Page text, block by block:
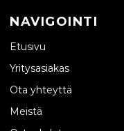
NAVIGOINTI
Etusivu
Yritysasiakas
Ota yhteyttä
Meistä